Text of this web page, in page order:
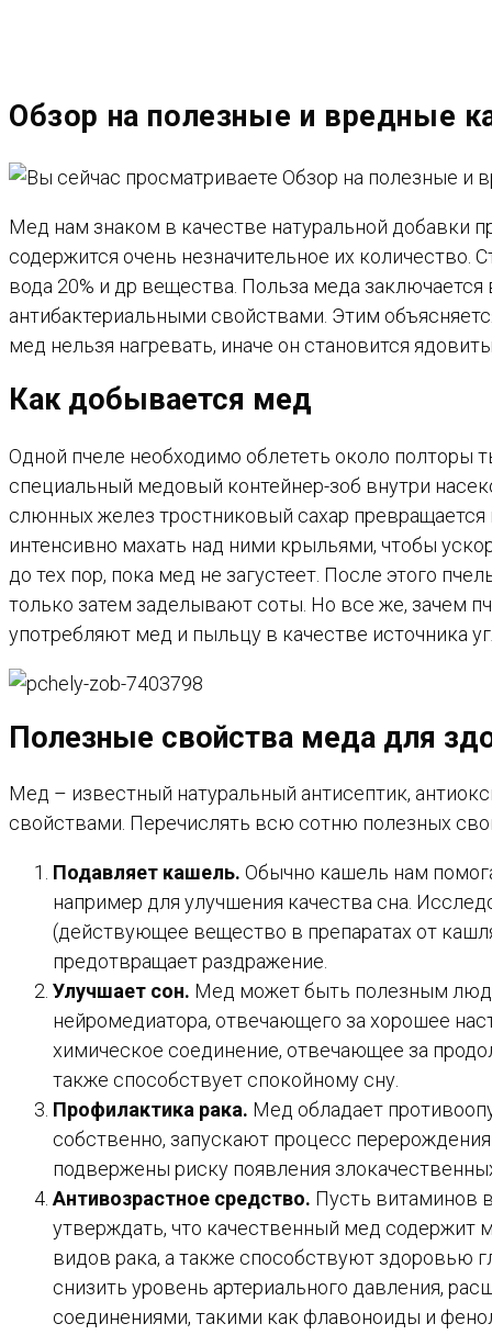
САЙТУ
Обзор на полезные и вредные
Мед нам знаком в качестве натуральной добавки
содержится очень незначительное их
вода 20% и др вещества. Польза меда
антибактериальными свойствами. Этим
мед нельзя нагревать, иначе он становится
Как добывается мед
Одной пчеле необходимо облететь около полторы
специальный медовый контейнер-зоб внутри
слюнных желез тростниковый сахар
интенсивно махать над ними крыльями, чтобы
до тех пор, пока мед не загустеет. После этого
только затем заделывают соты. Но все же, зачем
употребляют мед и пыльцу в качестве источника
Полезные свойства меда для
Мед – известный натуральный антисептик,
свойствами. Перечислять всю сотню полезных
Подавляет кашель. Обычно кашель нам
например для улучшения качества сна.
(действующее вещество в препаратах от
предотвращает раздражение.
Улучшает сон. Мед может быть полезным
нейромедиатора, отвечающего за хорошее
химическое соединение, отвечающее за
также способствует спокойному сну.
Профилактика рака. Мед обладает
собственно, запускают процесс
подвержены риску появления
Антивозрастное средство. Пусть витаминов
утверждать, что качественный мед содержит
видов рака, а также способствуют здоровью
снизить уровень артериального давления,
соединениями, такими как флавоноиды и